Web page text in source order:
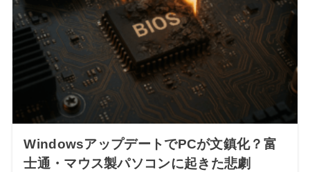
WindowsアップデートでPCが文鎮化？富
士通・マウス製パソコンに起きた悲劇